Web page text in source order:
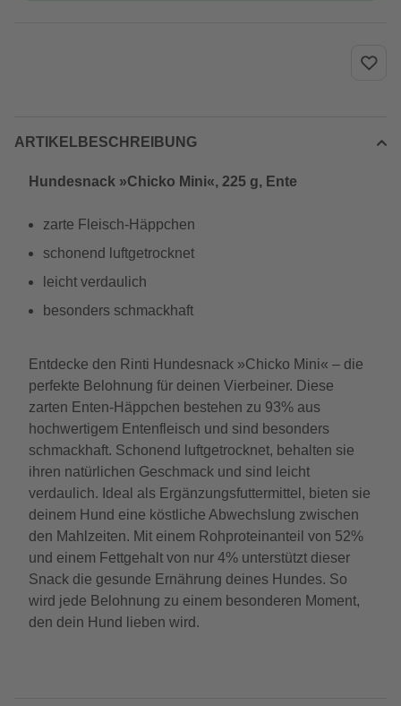
ARTIKELBESCHREIBUNG
Hundesnack »Chicko Mini«, 225 g, Ente
zarte Fleisch-Häppchen
schonend luftgetrocknet
leicht verdaulich
besonders schmackhaft
Entdecke den Rinti Hundesnack »Chicko Mini« – die
perfekte Belohnung für deinen Vierbeiner. Diese
zarten Enten-Häppchen bestehen zu 93% aus
hochwertigem Entenfleisch und sind besonders
schmackhaft. Schonend luftgetrocknet, behalten sie
ihren natürlichen Geschmack und sind leicht
verdaulich. Ideal als Ergänzungsfuttermittel, bieten sie
deinem Hund eine köstliche Abwechslung zwischen
den Mahlzeiten. Mit einem Rohproteinanteil von 52%
und einem Fettgehalt von nur 4% unterstützt dieser
Snack die gesunde Ernährung deines Hundes. So
wird jede Belohnung zu einem besonderen Moment,
den dein Hund lieben wird.